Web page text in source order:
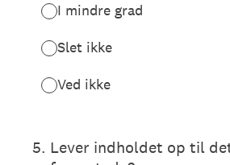
I mindre grad
Slet ikke
Ved ikke
5. Lever indholdet op til